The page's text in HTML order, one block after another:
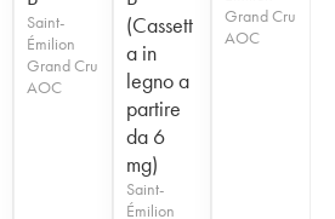
Saint-
Émilion
Grand Cru
AOC
(Cassett
a in
legno a
partire
da 6
mg)
Saint-
Émilion
Grand Cru
AOC